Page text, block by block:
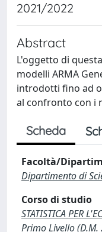
2021/2022
Abstract
L'oggetto di
modelli ARMA
introdotti fino ad
al confronto con i
Scheda
Facoltà/
Dipartimento di
Corso di studio
STATISTICA PER
Primo Livello